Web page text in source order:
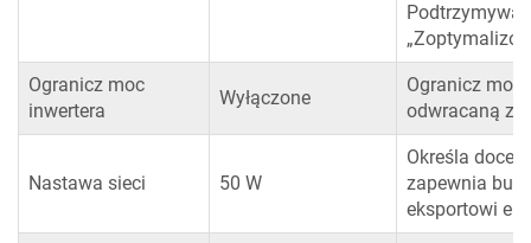
Ogranicz moc
inwertera
Wyłączone
Ogranicz moc
odwracaną z
Nastawa sieci 50 W
Określa
zapewnia
eksportowi